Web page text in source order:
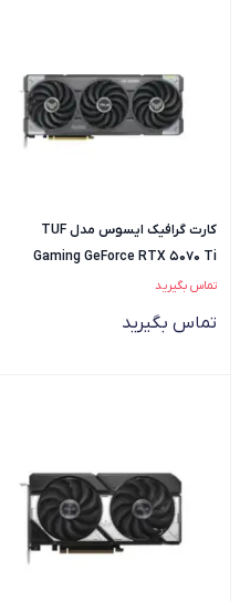
کارت گرافیک ایسوس مدل TUF
Gaming GeForce RTX 5070 Ti
16GB GDDR7 OC Edition
تماس بگیرید
تماس بگیرید